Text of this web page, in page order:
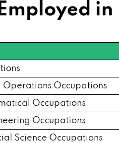
in
Operations Occupations
Occupations
Occupations
Science Occupations